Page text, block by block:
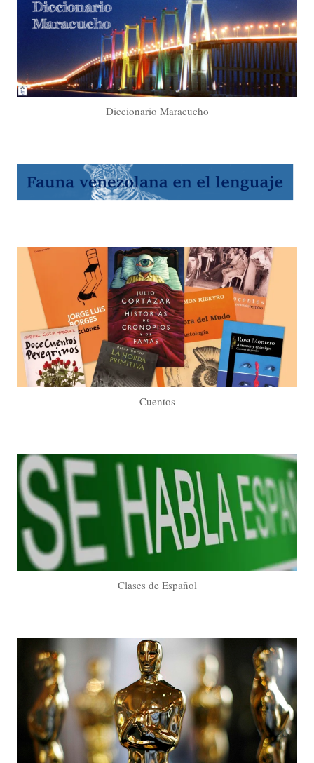
Diccionario Maracucho
Cuentos
Clases de Español